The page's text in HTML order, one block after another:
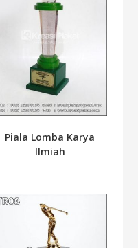
Piala Lomba Karya
Ilmiah